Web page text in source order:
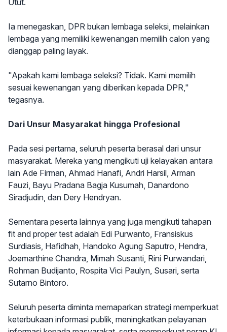
Utut.
Ia menegaskan, DPR bukan lembaga seleksi, melainkan
lembaga yang memiliki kewenangan memilih calon yang
dianggap paling layak.
"Apakah kami lembaga seleksi? Tidak. Kami memilih
sesuai kewenangan yang diberikan kepada DPR,"
tegasnya.
Dari Unsur Masyarakat hingga Profesional
Pada sesi pertama, seluruh peserta berasal dari unsur
masyarakat. Mereka yang mengikuti uji kelayakan antara
lain Ade Firman, Ahmad Hanafi, Andri Harsil, Arman
Fauzi, Bayu Pradana Bagja Kusumah, Danardono
Siradjudin, dan Dery Hendryan.
Sementara peserta lainnya yang juga mengikuti tahapan
fit and proper test adalah Edi Purwanto, Fransiskus
Surdiasis, Hafidhah, Handoko Agung Saputro, Hendra,
Joemarthine Chandra, Mimah Susanti, Rini Purwandari,
Rohman Budijanto, Rospita Vici Paulyn, Susari, serta
Sutarno Bintoro.
Seluruh peserta diminta memaparkan strategi memperkuat
keterbukaan informasi publik, meningkatkan pelayanan